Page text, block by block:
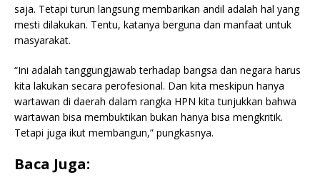
saja. Tetapi turun langsung membarikan andil adalah hal yang
mesti dilakukan. Tentu, katanya berguna dan manfaat untuk
masyarakat.
“Ini adalah tanggungjawab terhadap bangsa dan negara harus
kita lakukan secara perofesional. Dan kita meskipun hanya
wartawan di daerah dalam rangka HPN kita tunjukkan bahwa
wartawan bisa membuktikan bukan hanya bisa mengkritik.
Tetapi juga ikut membangun,” pungkasnya.
Baca Juga: